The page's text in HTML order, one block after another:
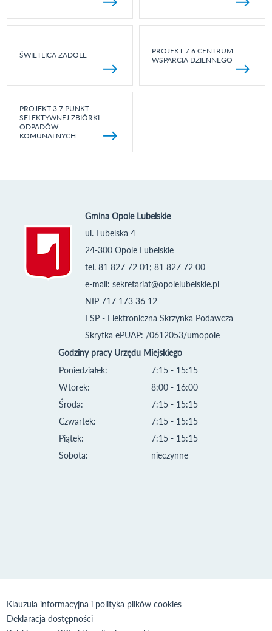
ŚWIETLICA ZADOLE
PROJEKT 7.6 CENTRUM
WSPARCIA DZIENNEGO
PROJEKT 3.7 PUNKT
SELEKTYWNEJ ZBIÓRKI
ODPADÓW
KOMUNALNYCH
Gmina Opole Lubelskie
ul. Lubelska 4
24-300 Opole Lubelskie
tel. 81 827 72 01; 81 827 72 00
e-mail: sekretariat@opolelubelskie.pl
NIP 717 173 36 12
ESP - Elektroniczna Skrzynka Podawcza
Skrytka ePUAP: /0612053/umopole
Godziny pracy Urzędu Miejskiego
Poniedziałek:
Wtorek:
Środa:
Czwartek:
Piątek:
Sobota:
7:15 - 15:15
8:00 - 16:00
7:15 - 15:15
7:15 - 15:15
7:15 - 15:15
nieczynne
Klauzula informacyjna i polityka plików cookies
Deklaracja dostępności